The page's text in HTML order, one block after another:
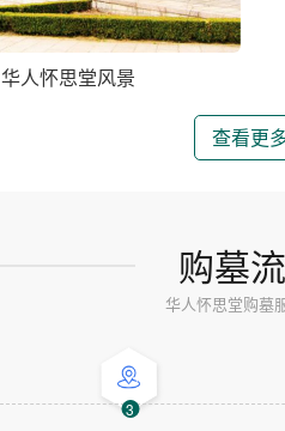
华人怀思堂风景
查看更
购墓
华人怀思堂购墓
3